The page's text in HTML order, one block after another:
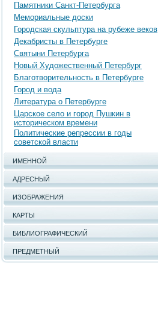
Памятники Санкт-Петербурга
Мемориальные доски
Городская скульптура на рубеже веков
Декабристы в Петербурге
Святыни Петербурга
Новый Художественный Петербург
Благотворительность в Петербурге
Город и вода
Литература о Петербурге
Царское село и город Пушкин в
историческом времени
Политические репрессии в годы
советской власти
ИМЕННОЙ
АДРЕСНЫЙ
ИЗОБРАЖЕНИЯ
КАРТЫ
БИБЛИОГРАФИЧЕСКИЙ
ПРЕДМЕТНЫЙ